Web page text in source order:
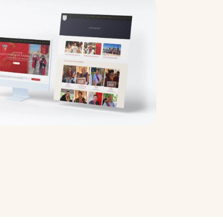
MARRANT
Maître crémier